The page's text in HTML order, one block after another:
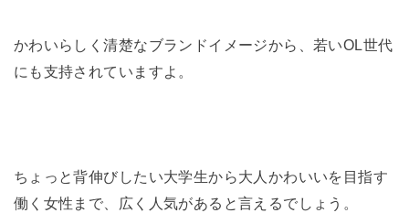
かわいらしく清楚なブランドイメージから、若いOL世代
にも支持されていますよ。
ちょっと背伸びしたい大学生から大人かわいいを目指す
働く女性ま で、広く人気があると言えるでしょう。